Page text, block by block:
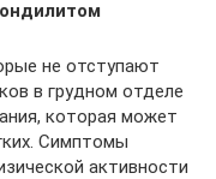
не отступают
в грудном отделе
которая может
Симптомы
активности